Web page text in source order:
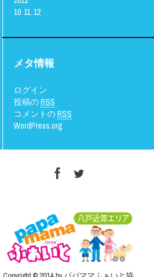
10 11 12
メタ情報
ログイン
投稿のRSS
コメントのRSS
WordPress.org